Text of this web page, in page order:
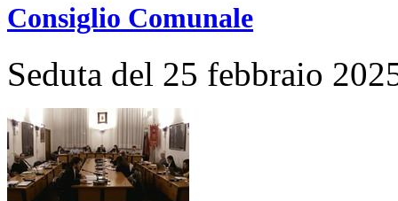
Consiglio Comunale
Seduta del 25 febbraio